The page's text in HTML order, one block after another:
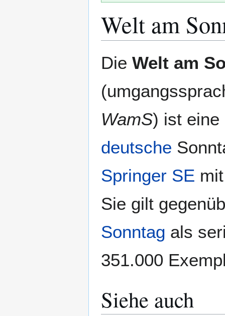
Welt am
Navigation
Suche
Die Welt am
WamS) ist eine
deutsche
Springer SE
Sie gilt
Sonntag als
351.000
Siehe auch